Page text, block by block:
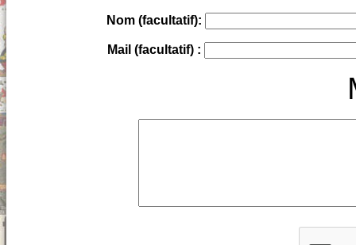
Nom (facultatif):
Mail (facultatif) :